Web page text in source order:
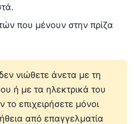
που μένουν στην πρίζα
νιώθετε άνετα με τη
ή με τα ηλεκτρικά του
το επιχειρήσετε μόνοι
από επαγγελματία